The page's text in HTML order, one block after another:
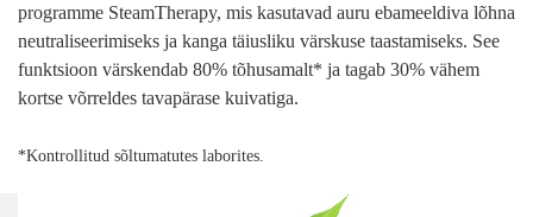
programme SteamTherapy, mis kasutavad auru ebameeldiva lõhna
neutraliseerimiseks ja kanga täiusliku värskuse taastamiseks. See
funktsioon värskendab 80% tõhusamalt* ja tagab 30% vähem
kortse võrreldes tavapärase kuivatiga.
*Kontrollitud sõltumatutes laborites.